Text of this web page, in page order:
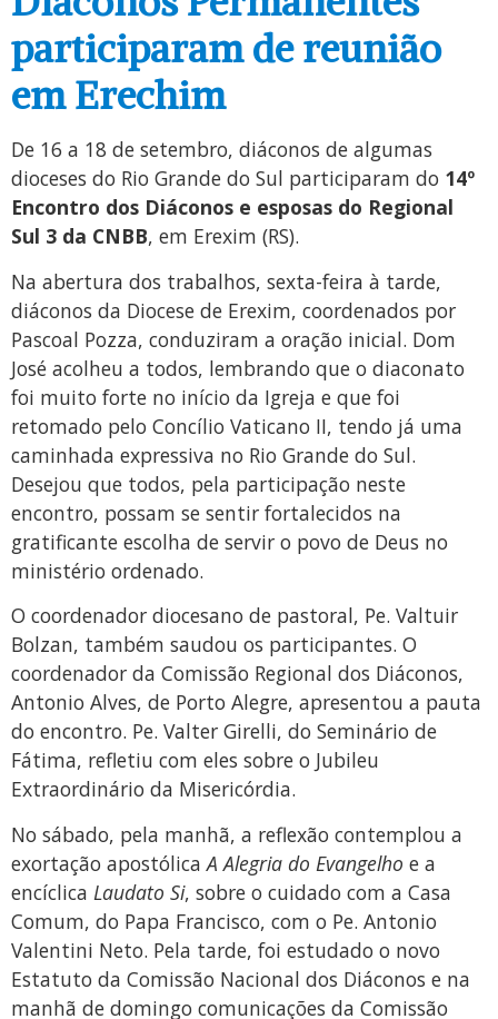
participaram de reunião
em Erechim
De 16 a 18 de setembro, diáconos de algumas
dioceses do Rio Grande do Sul participaram do 14º
Encontro dos Diáconos e esposas do Regional
Sul 3 da CNBB, em Erexim (RS).
Na abertura dos trabalhos, sexta-feira à tarde,
diáconos da Diocese de Erexim, coordenados por
Pascoal Pozza, conduziram a oração inicial. Dom
José acolheu a todos, lembrando que o diaconato
foi muito forte no início da Igreja e que foi
retomado pelo Concílio Vaticano II, tendo já uma
caminhada expressiva no Rio Grande do Sul.
Desejou que todos, pela participação neste
encontro, possam se sentir fortalecidos na
gratificante escolha de servir o povo de Deus no
ministério ordenado.
O coordenador diocesano de pastoral, Pe. Valtuir
Bolzan, também saudou os participantes. O
coordenador da Comissão Regional dos Diáconos,
Antonio Alves, de Porto Alegre, apresentou a pauta
do encontro. Pe. Valter Girelli, do Seminário de
Fátima, refletiu com eles sobre o Jubileu
Extraordinário da Misericórdia.
No sábado, pela manhã, a reflexão contemplou a
exortação apostólicaA Alegria do Evangelho e a
encíclica Laudato Si, sobre o cuidado com a Casa
Comum, do Papa Francisco, com o Pe. Antonio
Valentini Neto. Pela tarde, foi estudado o novo
Estatuto da Comissão Nacional dos Diáconos e na
manhã de domingo comunicações da Comissão